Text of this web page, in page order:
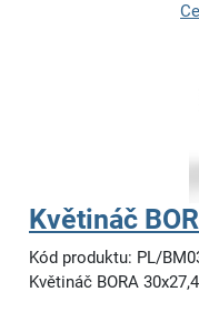
Květináč
Kód produktu: PL/
Květináč BORA